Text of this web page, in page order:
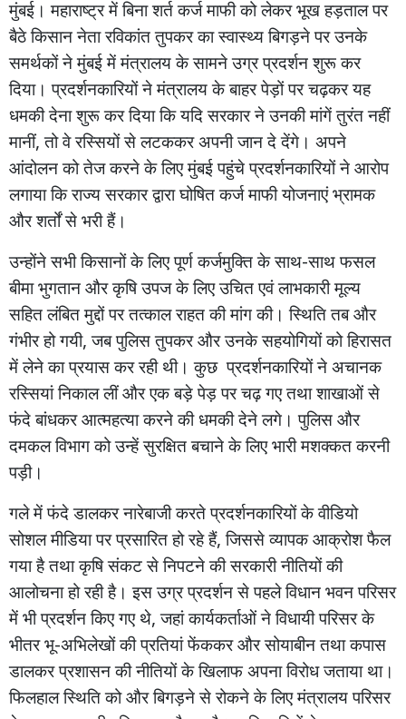
मुंबई। महाराष्ट्र में बिना शर्त कर्ज माफी को लेकर भूख हड़ताल पर
बैठे किसान नेता रविकांत तुपकर का स्वास्थ्य बिगड़ने पर उनके
समर्थकों ने मुंबई में मंत्रालय के सामने उग्र प्रदर्शन शुरू कर
दिया। प्रदर्शनकारियों ने मंत्रालय के बाहर पेड़ों पर चढ़कर यह
धमकी देना शुरू कर दिया कि यदि सरकार ने उनकी मांगें तुरंत नहीं
मानीं,तो वे रस्सियों से लटककर अपनी जान दे देंगे। अपने
आंदोलन को तेज करने के लिए मुंबई पहुंचे प्रदर्शनकारियों ने आरोप
लगाया कि राज्य सरकार द्वारा घोषित कर्ज माफी योजनाएं भ्रामक
और शर्तों से भरी हैं।
उन्होंने सभी किसानों के लिए पूर्ण कर्जमुक्ति के साथ-साथ फसल
बीमा भुगतान और कृषि उपज के लिए उचित एवं लाभकारी मूल्य
सहित लंबित मुद्दों पर तत्काल राहत की मांग की। स्थिति तब और
गंभीर हो गयी,जब पुलिस तुपकर और उनके सहयोगियों को हिरासत
में लेने का प्रयास कर रही थी। कुछ प्रदर्शनकारियों ने अचानक
रस्सियां निकाल लीं और एक बड़े पेड़ पर चढ़ गए तथा शाखाओं से
फंदे बांधकर आत्महत्या करने की धमकी देने लगे। पुलिस और
दमकल विभाग को उन्हें सुरक्षित बचाने के लिए भारी मशक्कत करनी
पड़ी।
गले में फंदे डालकर नारेबाजी करते प्रदर्शनकारियों के वीडियो
सोशल मीडिया पर प्रसारित हो रहे हैं,जिससे व्यापक आक्रोश फैल
गया है तथा कृषि संकट से निपटने की सरकारी नीतियों की
आलोचना हो रही है। इस उग्र प्रदर्शन से पहले विधान भवन परिसर
में भी प्रदर्शन किए गए थे,जहां कार्यकर्ताओं ने विधायी परिसर के
भीतर भू-अभिलेखों की प्रतियां फेंककर और सोयाबीन तथा कपास
डालकर प्रशासन की नीतियों के खिलाफ अपना विरोध जताया था।
फिलहाल स्थिति को और बिगड़ने से रोकने के लिए मंत्रालय परिसर